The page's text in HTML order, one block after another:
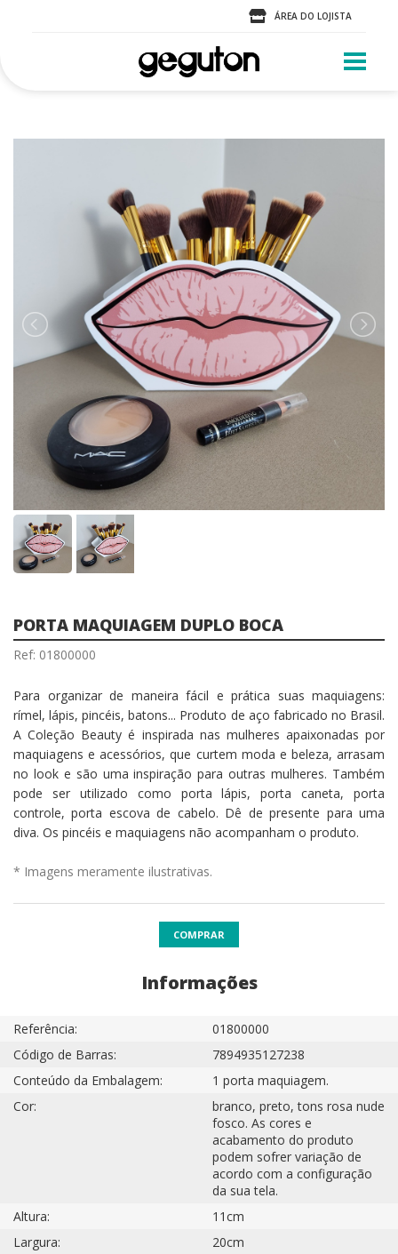
ÁREA DO LOJISTA
PORTA MAQUIAGEM DUPLO BOCA
Ref: 01800000
Para organizar de maneira fácil e prática suas maquiagens:
rímel, lápis, pincéis, batons... Produto de aço fabricado no Brasil.
A Coleção Beauty é inspirada nas mulheres apaixonadas por
maquiagens e acessórios, que curtem moda e beleza, arrasam
no look e são uma inspiração para outras mulheres. Também
pode ser utilizado como porta lápis, porta caneta, porta
controle, porta escova de cabelo. Dê de presente para uma
diva. Os pincéis e maquiagens não acompanham o produto.
* Imagens meramente ilustrativas.
COMPRAR
Informações
Referência:
01800000
Código de Barras:
7894935127238
Conteúdo da Embalagem:
1 porta maquiagem.
Cor:
branco, preto, tons rosa nude
fosco. As cores e
acabamento do produto
podem sofrer variação de
acordo com a configuração
da sua tela.
Altura:
11cm
Largura:
20cm